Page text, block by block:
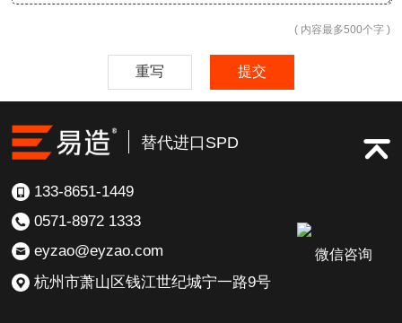
( 内容最多500个字 )
重写 提交
替代进口SPD
133-8651-1449
0571-8972 1333
eyzao@eyzao.com
杭州市萧山区钱江世纪城宁一路9号
微信咨询